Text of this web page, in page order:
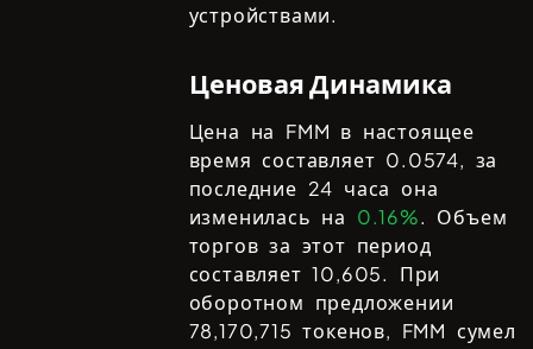
устройствами.
Ценовая Динамика
Цена на FMM в настоящее
время составляет 0.0574, за
последние 24 часа она
изменилась на 0.16%. Объем
торгов за этот период
составляет10,605. При
оборотном предложении
78,170,715токенов, FMM сумел